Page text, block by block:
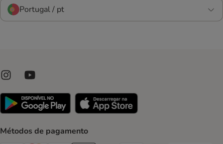
Portugal / pt
Métodos de pagamento